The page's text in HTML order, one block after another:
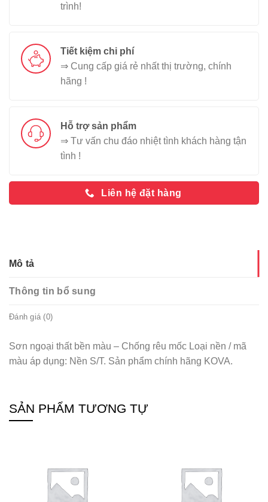
trình!
Tiết kiệm chi phí
⇒ Cung cấp giá rẻ nhất thị trường, chính
hãng !
Hỗ trợ sản phẩm
⇒ Tư vấn chu đáo nhiệt tình khách hàng tận
tình !
Liên hệ đặt hàng
Mô tả
Thông tin bổ sung
Đánh giá (0)
Sơn ngoại thất bền màu – Chống rêu mốc Loại nền / mã
màu áp dụng: Nền S/T. Sản phẩm chính hãng KOVA.
SẢN PHẨM TƯƠNG TỰ